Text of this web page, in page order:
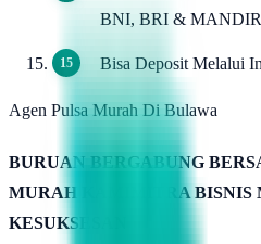
BNI, BRI &
Bisa Deposit Melalui
Agen Pulsa Murah Di Bulawa
BURUAN BERGABUNG
MURAH KAMIMITRA BISNIS
KESUKSESAN